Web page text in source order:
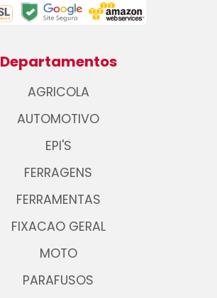
Departamentos
AGRICOLA
AUTOMOTIVO
EPI'S
FERRAGENS
FERRAMENTAS
FIXACAO GERAL
MOTO
PARAFUSOS